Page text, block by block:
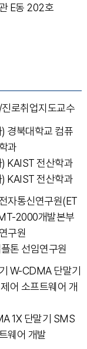
E동 202호
로취업지도교수
경북대학교 컴퓨
과
KAIST 전산학과
KAIST 전산학과
자통신연구원(ET
2000개발본부
구원
톤 선임연구원
W-CDMA 단말기
어 소프트웨어 개
1X 단말기 SMS
웨어 개발